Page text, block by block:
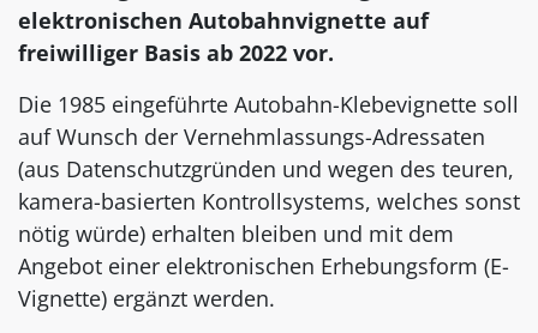
elektronischen Autobahnvignette auf
freiwilliger Basis ab 2022 vor.
Die 1985 eingeführte Autobahn-Klebevignette soll
auf Wunsch der Vernehmlassungs-Adressaten
(aus Datenschutzgründen und wegen des teuren,
kamera-basierten Kontrollsystems, welches sonst
nötig würde) erhalten bleiben und mit dem
Angebot einer elektronischen Erhebungsform (E-
Vignette) ergänzt werden.